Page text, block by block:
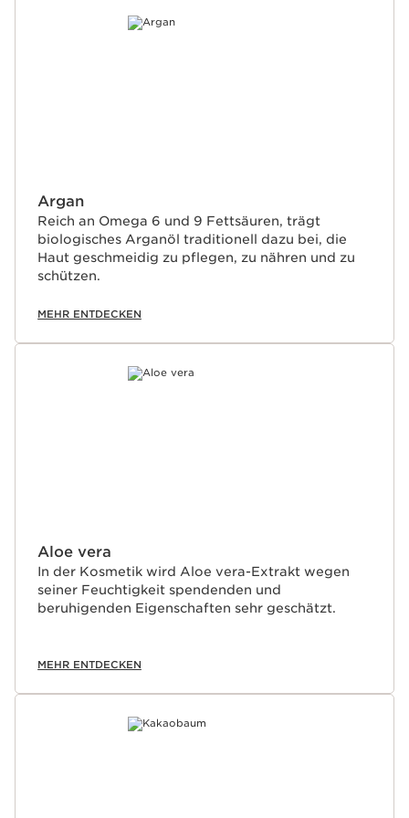
WEITER ZUM INHALT
Argan
Reich an Omega 6 und 9 Fettsäuren, trägt
biologisches Arganöl traditionell dazu bei, die
Haut geschmeidig zu pflegen, zu nähren und zu
schützen.
MEHR ENTDECKEN
Aloe vera
In der Kosmetik wird Aloe vera-Extrakt wegen
seiner Feuchtigkeit spendenden und
beruhigenden Eigenschaften sehr geschätzt.
MEHR ENTDECKEN